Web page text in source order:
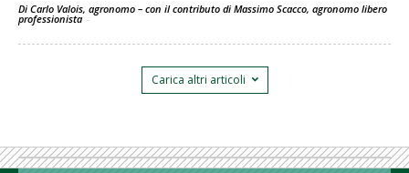
Di Carlo Valois, agronomo – con il contributo di Massimo Scacco, agronomo libero
professionista -
Carica altri articoli